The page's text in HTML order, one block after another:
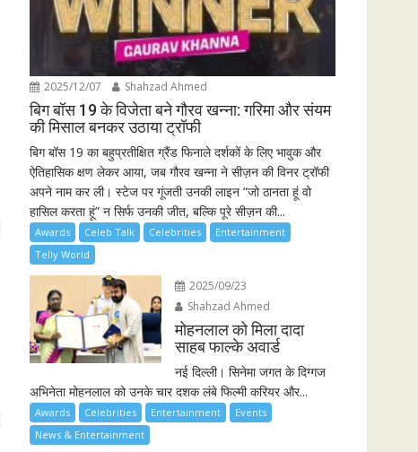
2025/12/07 Shahzad Ahmed
बिग बॉस 19 के विजेता बने गौरव खन्ना: गरिमा और संयम
की मिसाल बनकर उठाया ट्रॉफी
बिग बॉस 19 का बहुप्रतीक्षित ग्रैंड फिनाले दर्शकों के लिए भावुक और
ऐतिहासिक क्षण लेकर आया, जब गौरव खन्ना ने सीज़न की विनर ट्रॉफी
अपने नाम कर ली। स्टेज पर गूंजती उनकी लाइन “जो ठानता हूं वो
हासिल करता हूं” न सिर्फ उनकी जीत, बल्कि पूरे सीज़न की...
Awards Celeb Talk Celebrities
Entertainment
Telly World
2025/09/23
Shahzad Ahmed
मोहनलाल को मिला दादा
साहब फाल्के अवार्ड
नई दिल्ली। सिनेमा जगत के दिग्गज
अभिनेता मोहनलाल को उनके चार दशक लंबे फिल्मी करियर और...
Awards Celebrities Entertainment
Events
News & Entertainment